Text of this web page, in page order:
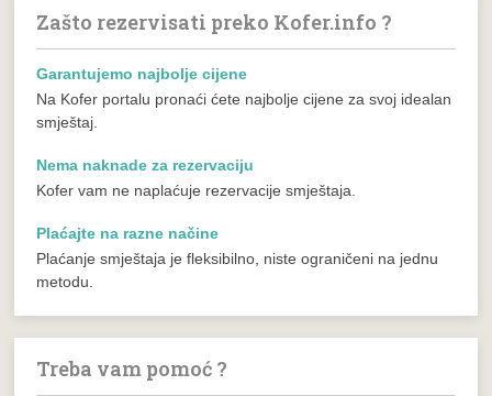
Zašto rezervisati preko Kofer.info ?
Garantujemo najbolje cijene
Na Kofer portalu pronaći ćete najbolje cijene za svoj idealan
smještaj.
Nema naknade za rezervaciju
Kofer vam ne naplaćuje rezervacije smještaja.
Plaćajte na razne načine
Plaćanje smještaja je fleksibilno, niste ograničeni na jednu
metodu.
Treba vam pomoć ?